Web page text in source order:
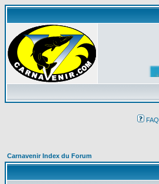
FAQ
Carnavenir Index du Forum